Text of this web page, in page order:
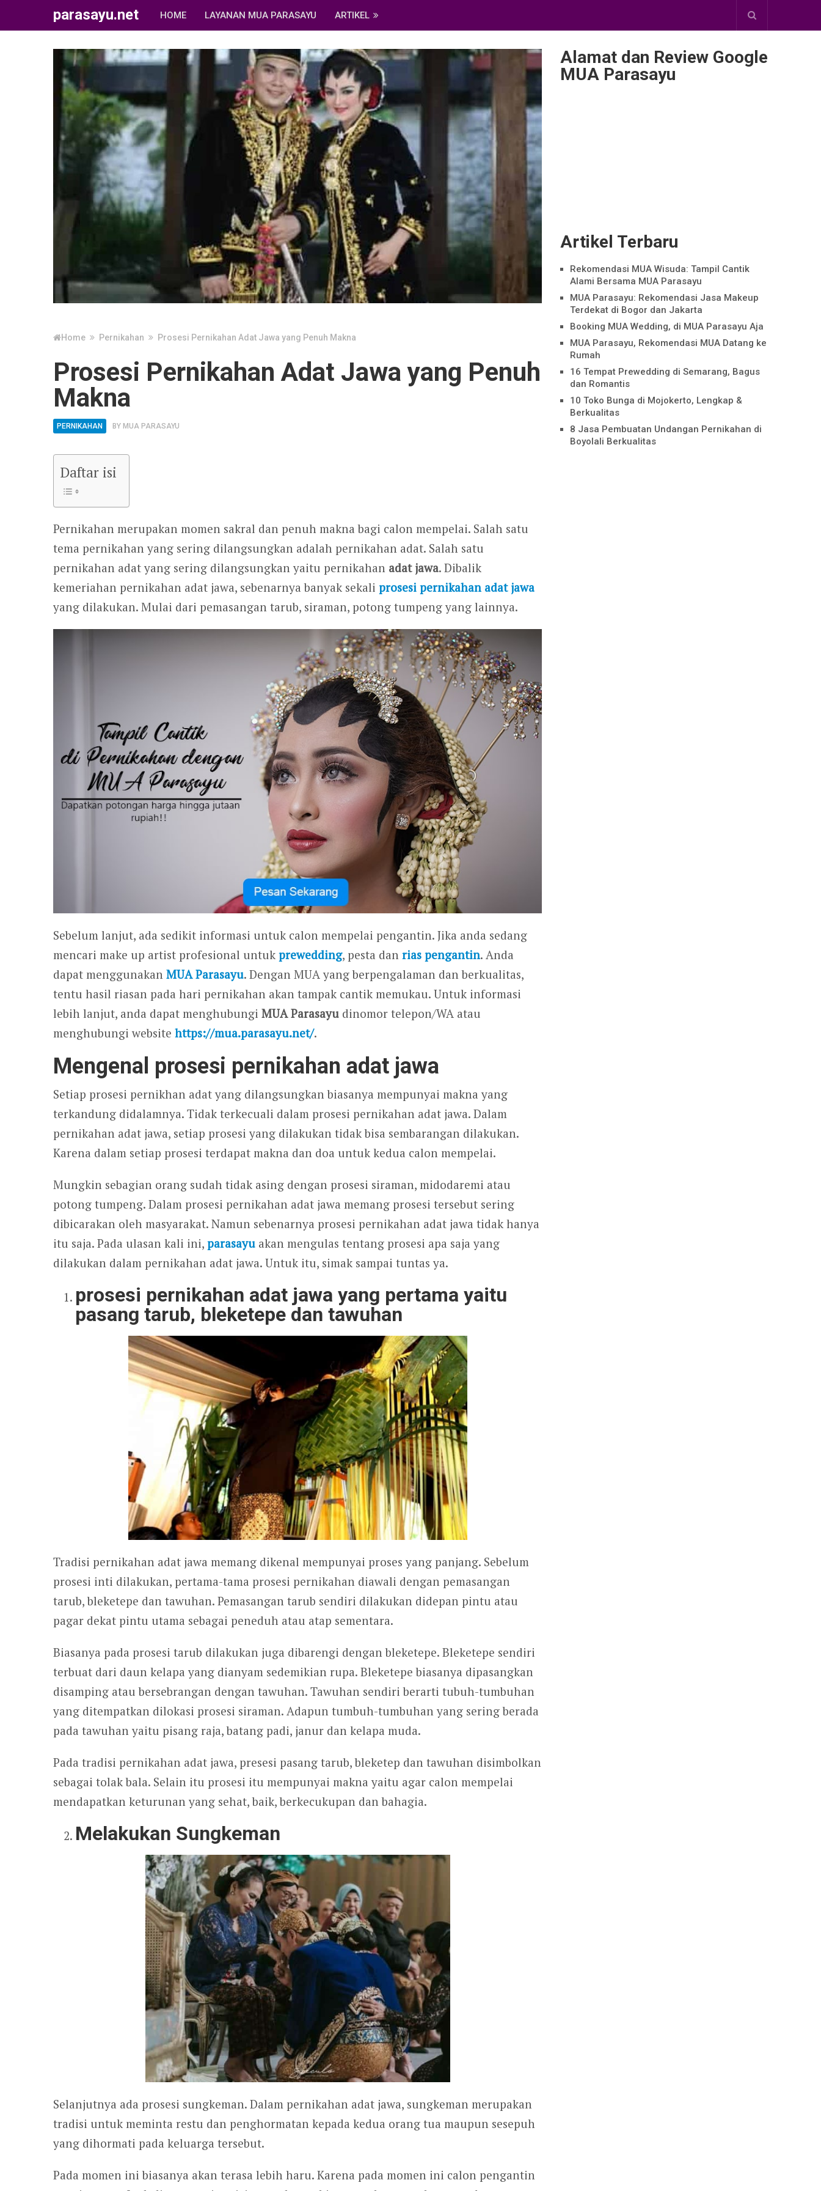
parasayu.net HOME LAYANAN MUA PARASAYU ARTIKEL
Home Pernikahan Prosesi Pernikahan Adat Jawa yang Penuh Makna
Prosesi Pernikahan Adat Jawa yang Penuh
Makna
PERNIKAHAN BY MUA PARASAYU
Daftar isi
Pernikahan merupakan momen sakral dan penuh makna bagi calon mempelai. Salah satu
tema pernikahan yang sering dilangsungkan adalah pernikahan adat. Salah satu
pernikahan adat yang sering dilangsungkan yaitu pernikahan adat jawa. Dibalik
kemeriahan pernikahan adat jawa, sebenarnya banyak sekali prosesi pernikahan adat jawa
yang dilakukan. Mulai dari pemasangan tarub, siraman, potong tumpeng yang lainnya.
Sebelum lanjut, ada sedikit informasi untuk calon mempelai pengantin. Jika anda sedang
mencari make up artist profesional untuk prewedding, pesta dan rias pengantin. Anda
dapat menggunakan MUA Parasayu. Dengan MUA yang berpengalaman dan berkualitas,
tentu hasil riasan pada hari pernikahan akan tampak cantik memukau. Untuk informasi
lebih lanjut, anda dapat menghubungi MUA Parasayu dinomor telepon/WA atau
menghubungi website https://mua.parasayu.net/.
Mengenal prosesi pernikahan adat jawa
Setiap prosesi pernikhan adat yang dilangsungkan biasanya mempunyai makna yang
terkandung didalamnya. Tidak terkecuali dalam prosesi pernikahan adat jawa. Dalam
pernikahan adat jawa, setiap prosesi yang dilakukan tidak bisa sembarangan dilakukan.
Karena dalam setiap prosesi terdapat makna dan doa untuk kedua calon mempelai.
Mungkin sebagian orang sudah tidak asing dengan prosesi siraman, midodaremi atau
potong tumpeng. Dalam prosesi pernikahan adat jawa memang prosesi tersebut sering
dibicarakan oleh masyarakat. Namun sebenarnya prosesi pernikahan adat jawa tidak hanya
itu saja. Pada ulasan kali ini, parasayu akan mengulas tentang prosesi apa saja yang
dilakukan dalam pernikahan adat jawa. Untuk itu, simak sampai tuntas ya.
prosesi pernikahan adat jawa yang pertama yaitu
pasang tarub, bleketepe dan tawuhan
Tradisi pernikahan adat jawa memang dikenal mempunyai proses yang panjang. Sebelum
prosesi inti dilakukan, pertama-tama prosesi pernikahan diawali dengan pemasangan
tarub, bleketepe dan tawuhan. Pemasangan tarub sendiri dilakukan didepan pintu atau
pagar dekat pintu utama sebagai peneduh atau atap sementara.
Biasanya pada prosesi tarub dilakukan juga dibarengi dengan bleketepe. Bleketepe sendiri
terbuat dari daun kelapa yang dianyam sedemikian rupa. Bleketepe biasanya dipasangkan
disamping atau bersebrangan dengan tawuhan. Tawuhan sendiri berarti tubuh-tumbuhan
yang ditempatkan dilokasi prosesi siraman. Adapun tumbuh-tumbuhan yang sering berada
pada tawuhan yaitu pisang raja, batang padi, janur dan kelapa muda.
Pada tradisi pernikahan adat jawa, presesi pasang tarub, bleketep dan tawuhan disimbolkan
sebagai tolak bala. Selain itu prosesi itu mempunyai makna yaitu agar calon mempelai
mendapatkan keturunan yang sehat, baik, berkecukupan dan bahagia.
Melakukan Sungkeman
Selanjutnya ada prosesi sungkeman. Dalam pernikahan adat jawa, sungkeman merupakan
tradisi untuk meminta restu dan penghormatan kepada kedua orang tua maupun sesepuh
yang dihormati pada keluarga tersebut.
Pada momen ini biasanya akan terasa lebih haru. Karena pada momen ini calon pengantin
Alamat dan Review Google
MUA Parasayu
Artikel Terbaru
Rekomendasi MUA Wisuda: Tampil Cantik
Alami Bersama MUA Parasayu
MUA Parasayu: Rekomendasi Jasa Makeup
Terdekat di Bogor dan Jakarta
Booking MUA Wedding, di MUA Parasayu Aja
MUA Parasayu, Rekomendasi MUA Datang ke
Rumah
16 Tempat Prewedding di Semarang, Bagus
dan Romantis
10 Toko Bunga di Mojokerto, Lengkap &
Berkualitas
8 Jasa Pembuatan Undangan Pernikahan di
Boyolali Berkualitas